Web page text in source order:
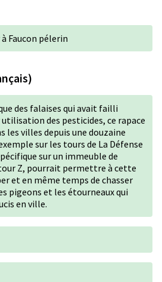
Faucon pélerin
des falaises qui avait failli
des pesticides, ce rapace
les villes depuis une douzaine
sur les tours de La Défense
sur un immeuble de
Z, pourrait permettre à cette
et en même temps de chasser
pigeons et les étourneaux qui
en ville.